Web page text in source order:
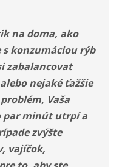
na doma, ako
konzumáciou rýb
zabalancovat
nejaké ťažšie
Vaša
par minút utrpí a
zvýšte
vajíčok,